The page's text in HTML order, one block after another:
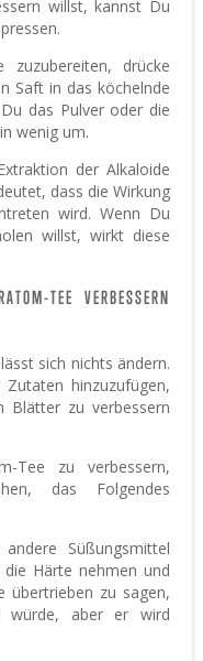
willst, kannst Du
drücke
Saft in das köchelnde
das Pulver oder die
wenig um.
der Alkaloide
dass die Wirkung
wird. Wenn Du
willst, wirkt diese
TEE VERBESSERN
sich nichts ändern.
hinzuzufügen,
Blätter zu verbessern
Tee zu verbessern,
das Folgendes
Süßungsmittel
Härte nehmen und
übertrieben zu sagen,
würde, aber er wird